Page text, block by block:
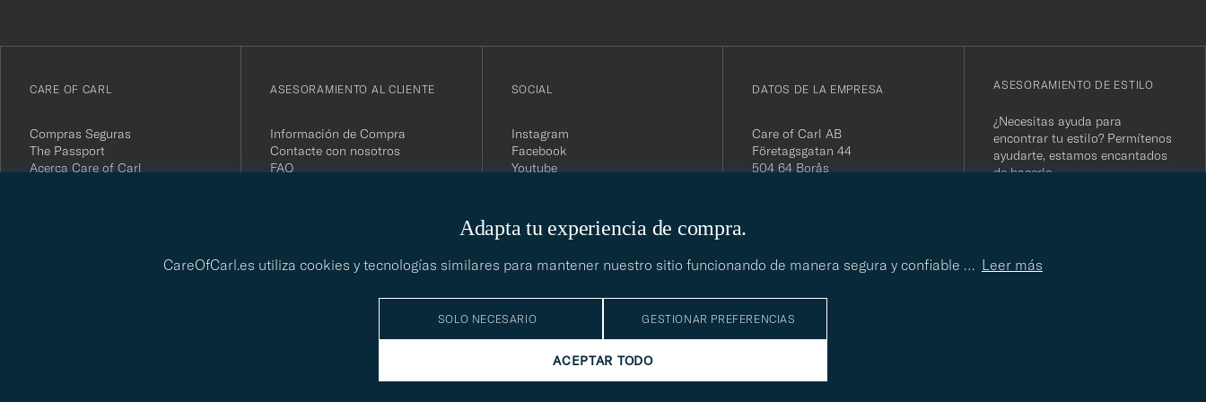
Adapta tu experiencia de compra.
CareOfCarl.es utiliza cookies y tecnologías similares para mantener nuestro sitio funcionando de manera segura y confiable … Leer más
SOLO NECESARIO GESTIONAR PREFERENCIAS
ACEPTAR TODO
CARE OF CARL
Compras Seguras
The Passport
Acerca Care of Carl
ASESORAMIENTO AL CLIENTE
Información de Compra
Contacte con nosotros
FAQ
SOCIAL
Instagram
Facebook
Youtube
DATOS DE LA EMPRESA
Care of Carl AB
Företagsgatan 44
504 64 Borås
5PM CET/CEST
ASESORAMIENTO DE ESTILO
¿Necesitas ayuda para
encontrar tu estilo? Permítenos
ayudarte, estamos encantados
de hacerlo